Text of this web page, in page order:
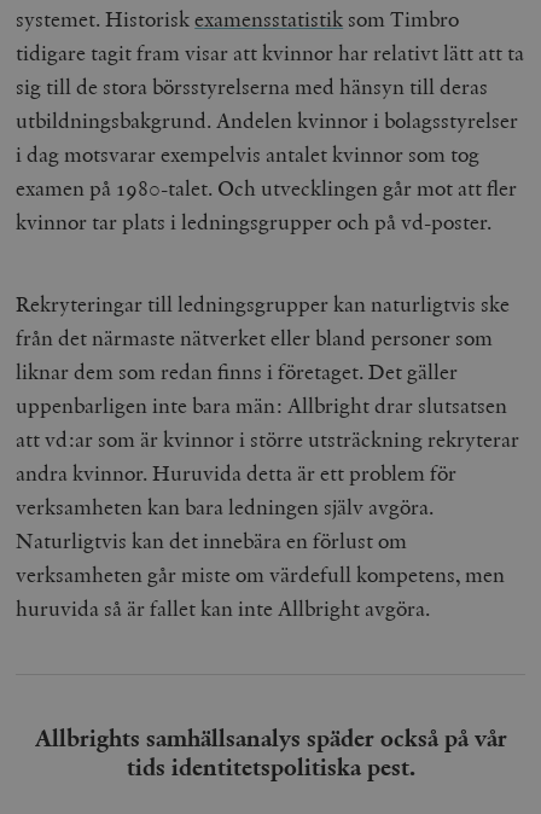
systemet.Historiskexamensstatistik som Timbro
tidigare tagit fram visar att kvinnor har relativt lätt att ta
sig till de stora börsstyrelserna med hänsyn till deras
utbildningsbakgrund. Andelen kvinnor i bolagsstyrelser
i dag motsvarar exempelvis antalet kvinnor som tog
examen på 1980-talet. Och utvecklingen går mot att fler
kvinnor tar plats i ledningsgrupper och på vd-poster.
Rekryteringar till ledningsgrupper kan naturligtvis ske
från det närmaste nätverket eller bland personer som
liknar dem som redan finns i företaget. Det gäller
uppenbarligen inte bara män: Allbright drar slutsatsen
att vd:ar som är kvinnor i större utsträckning rekryterar
andra kvinnor. Huruvida detta är ett problem för
verksamheten kan bara ledningen själv avgöra.
Naturligtvis kan det innebära en förlust om
verksamheten går miste om värdefull kompetens, men
huruvida så är fallet kan inte Allbright avgöra.
Allbrights samhällsanalys späder också på vår
tids identitetspolitiska pest.